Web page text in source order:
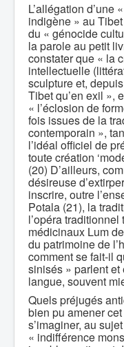
L’allégation d’une
indigène » au
du « génocide
la parole au petit
constater que « la
intellectuelle
sculpture et,
Tibet qu’en exil »,
« l’éclosion de
fois issues de la
contemporain »,
l’idéal officiel de
toute création
(20) D’ailleurs,
désireuse
inscrire, outre
Potala (21), la
l’opéra
médicinaux Lum
du patrimoine de
comment se fait-il
sinisés » parlent
langue, souvent
Quels préjugés
bien pu amener
s’imaginer, au
« indifférence